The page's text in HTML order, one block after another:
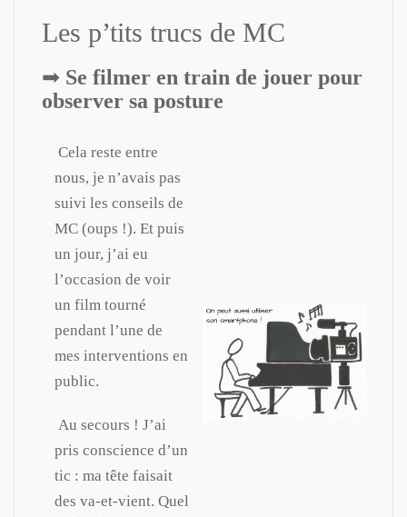
Les p’tits trucs de MC
➡︎ Se filmer en train de jouer pour
observer sa posture
Cela reste entre
nous, je n’avais pas
suivi les conseils de
MC (oups !). Et puis
un jour, j’ai eu
l’occasion de voir
un film tourné
pendant l’une de
mes interventions en
public.
Au secours ! J’ai
pris conscience d’un
tic : ma tête faisait
des va-et-vient. Quel